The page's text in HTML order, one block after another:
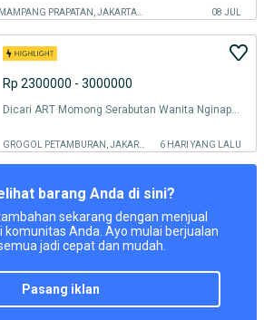
08 JUL
Rp 2300000 - 3000000
Dicari ART Momong Serabutan Wanita Nginap Pengalaman PRT/Pembantu
6 HARI YANG LALU
barang Anda di sini?
sekarang dengan menjual
komunitas Anda. Ayo mulai berjualan
jadi cepat dan mudah.
pasang iklan